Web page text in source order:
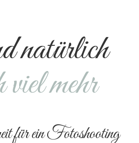
natürlich
viel mehr
für ein Fotoshooting